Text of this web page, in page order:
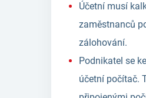
Účetní musí
zaměstnanců
zálohování.
Podnikatel se
účetní počítač.